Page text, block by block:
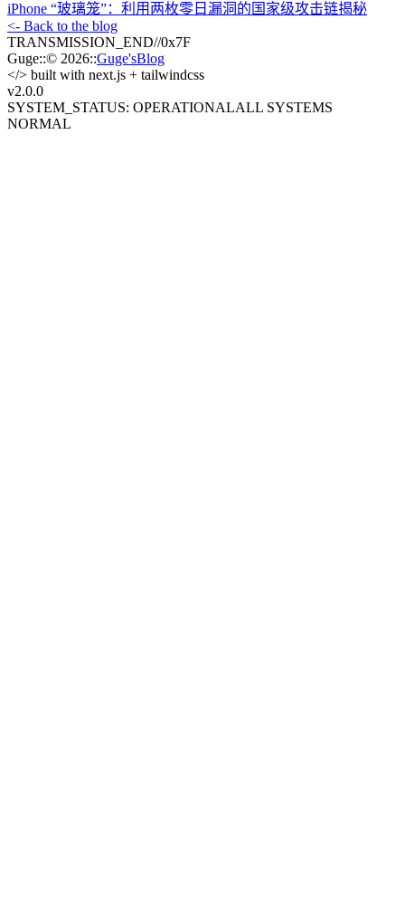
​​iPhone “玻璃笼”：利用两枚零日漏洞的国家级攻击链揭秘​​
<- Back to the blog
TRANSMISSION_END//0x7F
Guge::© 2026::Guge'sBlog
</> built with next.js + tailwindcss
v2.0.0
SYSTEM_STATUS: OPERATIONALALL SYSTEMS
NORMAL